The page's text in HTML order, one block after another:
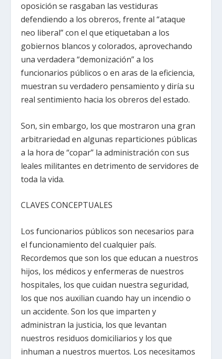
oposición se rasgaban las vestiduras
defendiendo a los obreros, frente al “ataque
neo liberal” con el que etiquetaban a los
gobiernos blancos y colorados, aprovechando
una verdadera “demonización” a los
funcionarios públicos o en aras de la eficiencia,
muestran su verdadero pensamiento y diría su
real sentimiento hacia los obreros del estado.
Son, sin embargo, los que mostraron una gran
arbitrariedad en algunas reparticiones públicas
a la hora de “copar” la administración con sus
leales militantes en detrimento de servidores de
toda la vida.
CLAVES CONCEPTUALES
Los funcionarios públicos son necesarios para
el funcionamiento del cualquier país.
Recordemos que son los que educan a nuestros
hijos, los médicos y enfermeras de nuestros
hospitales, los que cuidan nuestra seguridad,
los que nos auxilian cuando hay un incendio o
un accidente. Son los que imparten y
administran la justicia, los que levantan
nuestros residuos domiciliarios y los que
inhuman a nuestros muertos. Los necesitamos